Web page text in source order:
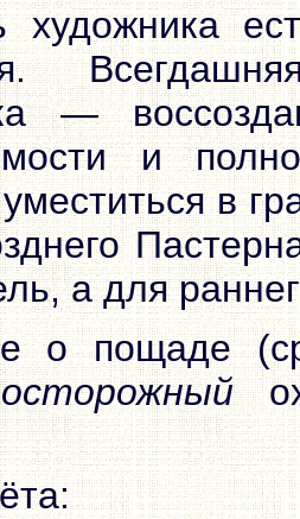
художника
—
и
в
а для
о пощаде
осторожный